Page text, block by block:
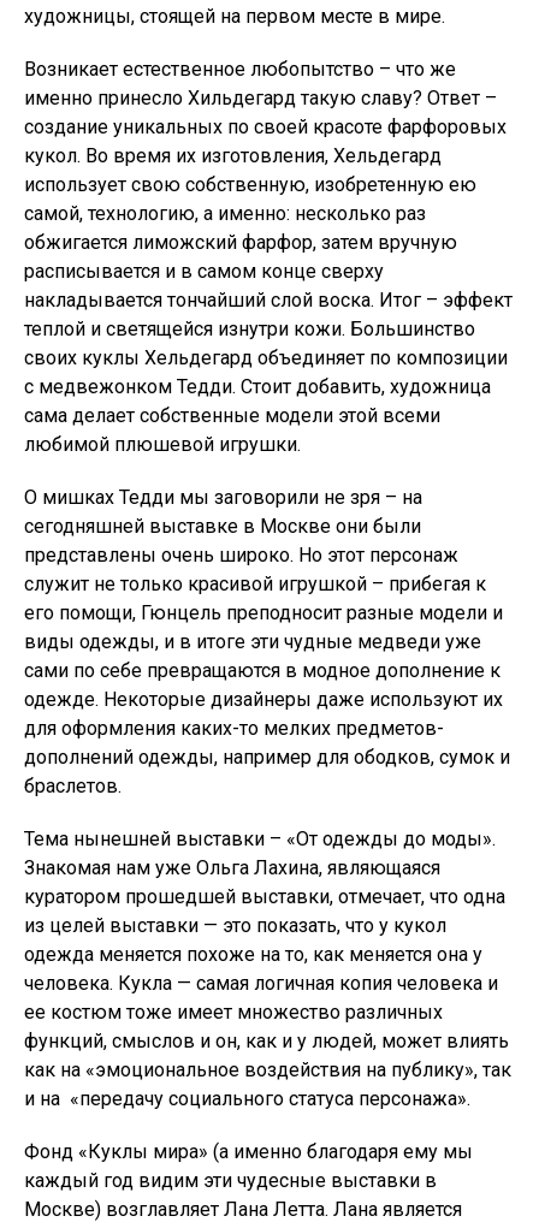
художницы, стоящей на первом месте в мире.
Возникает естественное любопытство – что же
именно принесло Хильдегард такую славу? Ответ –
создание уникальных по своей красоте фарфоровых
кукол. Во время их изготовления, Хельдегард
использует свою собственную, изобретенную ею
самой, технологию, а именно: несколько раз
обжигается лиможский фарфор, затем вручную
расписывается и в самом конце сверху
накладывается тончайший слой воска. Итог – эффект
теплой и светящейся изнутри кожи. Большинство
своих куклы Хельдегард объединяет по композиции
с медвежонком Тедди. Стоит добавить, художница
сама делает собственные модели этой всеми
любимой плюшевой игрушки.
О мишках Тедди мы заговорили не зря – на
сегодняшней выставке в Москве они были
представлены очень широко. Но этот персонаж
служит не только красивой игрушкой – прибегая к
его помощи, Гюнцель преподносит разные модели и
виды одежды, и в итоге эти чудные медведи уже
сами по себе превращаются в модное дополнение к
одежде. Некоторые дизайнеры даже используют их
для оформления каких-то мелких предметов-
дополнений одежды, например для ободков, сумок и
браслетов.
Тема нынешней выставки – «От одежды до моды».
Знакомая нам уже Ольга Лахина, являющаяся
куратором прошедшей выставки, отмечает, что одна
из целей выставки — это показать, что у кукол
одежда меняется похоже на то, как меняется она у
человека. Кукла — самая логичная копия человека и
ее костюм тоже имеет множество различных
функций, смыслов и он, как и у людей, может влиять
как на «эмоциональное воздействия на публику», так
и на «передачу социального статуса персонажа».
Фонд «Куклы мира» (а именно благодаря ему мы
каждый год видим эти чудесные выставки в
Москве) возглавляет Лана Летта. Лана является